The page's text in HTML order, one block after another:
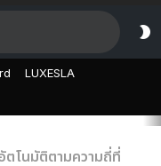
LUXESLA
ตโนมัติตามความถี่ที่